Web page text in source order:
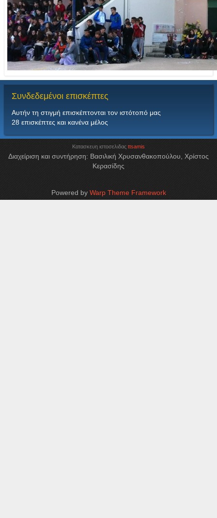
Συνδεδεμένοι επισκέπτες
Αυτήν τη στιγμή επισκέπτονται τον ιστότοπό μας
28 επισκέπτες και κανένα μέλος
Κατασκευη ιστοσελιδας ttsamis
Διαχείριση και συντήρηση: Βασιλική Χρυσανθακοπούλου, Χρίστος
Κερασίδης
Powered by Warp Theme Framework